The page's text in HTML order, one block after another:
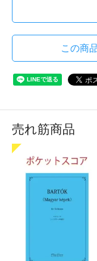
この商
売れ筋商品